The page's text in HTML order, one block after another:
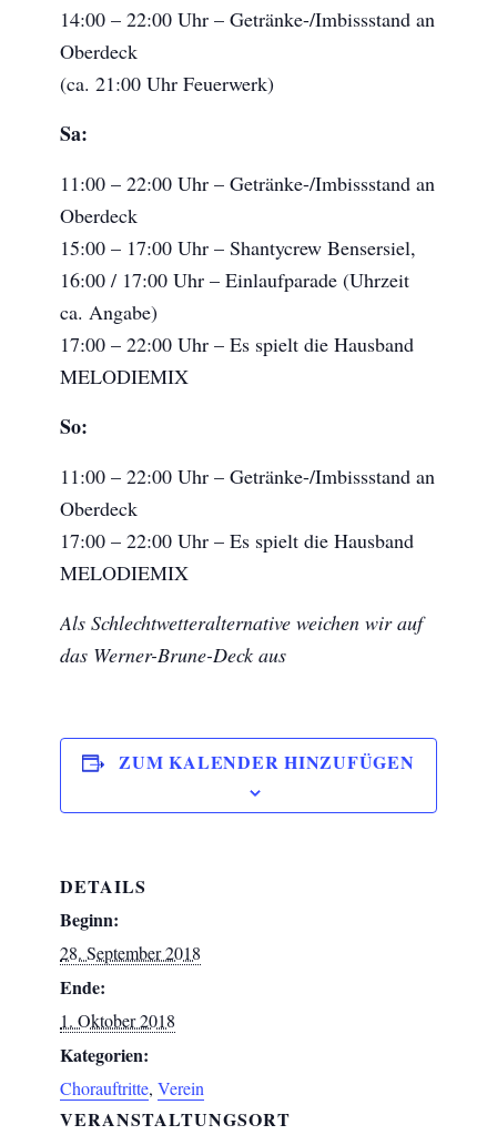
14:00 – 22:00 Uhr – Getränke-/Imbissstand an
Oberdeck
(ca. 21:00 Uhr Feuerwerk)
Sa:
11:00 – 22:00 Uhr – Getränke-/Imbissstand an
Oberdeck
15:00 – 17:00 Uhr – Shantycrew Bensersiel,
16:00 / 17:00 Uhr – Einlaufparade (Uhrzeit
ca. Angabe)
17:00 – 22:00 Uhr – Es spielt die Hausband
MELODIEMIX
So:
11:00 – 22:00 Uhr – Getränke-/Imbissstand an
Oberdeck
17:00 – 22:00 Uhr – Es spielt die Hausband
MELODIEMIX
Als Schlechtwetteralternative weichen wir auf
das Werner-Brune-Deck aus
ZUM KALENDER HINZUFÜGEN
DETAILS
Beginn:
28. September 2018
Ende:
1. Oktober 2018
Kategorien:
Chorauftritte,Verein
VERANSTALTUNGSORT